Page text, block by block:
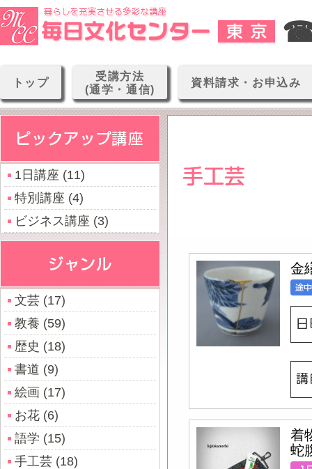
トップ
受講方法
(通学・通信)
資料請求・お申込み
1日講座 (11)
特別講座 (4)
ビジネス講座 (3)
文芸 (17)
教養 (59)
歴史 (18)
書道 (9)
絵画 (17)
お花 (6)
語学 (15)
手工芸 (18)
金
着
蛇